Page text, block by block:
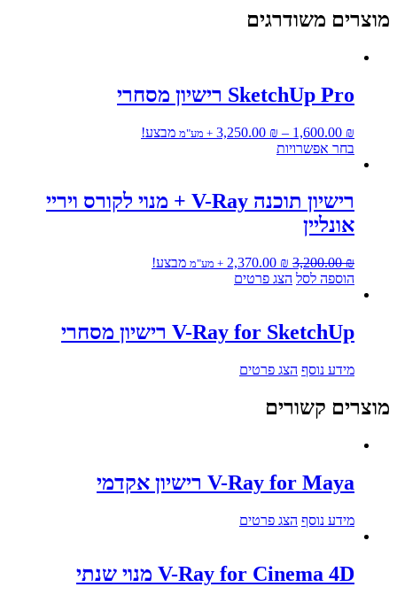
Ray
SketchUp
מוצרים משודרגים
SketchUp Pro רישיון מסחרי
1,600.00 ₪
–
3,250.00 ₪
טווח
⁦3,250.00 ₪⁩
+ מע"מ מבצע!
בחר אפשרויות
מספר
סוגים.
את
האפשרויות
רישיון תוכנה V-Ray + מנוי לקורס ויריי
אונליין
3,200.00₪
המחיר
המקורי
2,370.00 ₪
המחיר
+ מע"מ מבצע!
הוספה לסל הצג פרטים
V-Ray for SketchUp רישיון מסחרי
מידע נוסף הצג פרטים
מוצרים קשורים
V-Ray for Maya רישיון אקדמי
מידע נוסף הצג פרטים
V-Ray for Cinema 4D מנוי שנתי